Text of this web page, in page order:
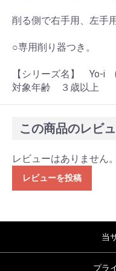
削る側で右手用、左手
○専用削り器つき。
【シリーズ名】 Yo-i
対象年齢 ３歳以上
この商品のレビ
レビューはありません。
レビューを投稿
当
プラ